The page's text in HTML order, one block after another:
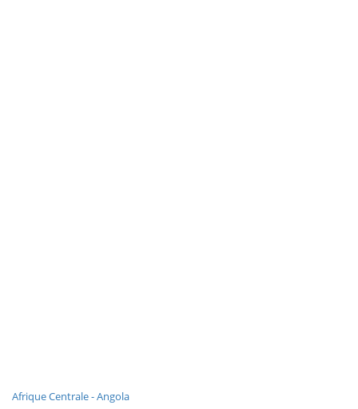
Afrique Centrale - Angola